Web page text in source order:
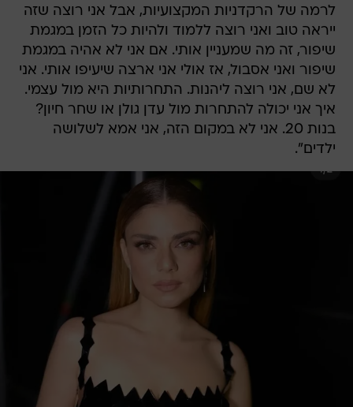
לרמה של הרקדניות המקצועיות, אבל אני רוצה שזה
ייראה טוב ואני רוצה ללמוד ולהיות כל הזמן במגמת
שיפור, זה מה שמעניין אותי. אם אני לא אהיה במגמת
שיפור ואני אסבול, אז אולי אני ארצה שיעיפו אותי. אני
לא שם, אני רוצה ליהנות. התחרותיות היא מול עצמי.
איך אני יכולה להתחרות מול עדן גולן או שחר חיון?
בנות 20. אני לא במקום הזה, אני אמא לשלושה
ילדים".